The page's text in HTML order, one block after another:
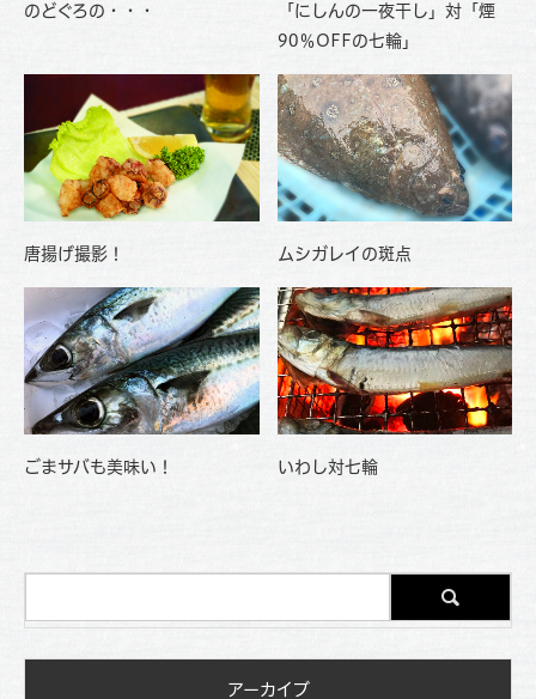
のどぐろの・・・
「にしんの一夜干し」対「煙
90％OFFの七輪」
唐揚げ撮影！ ムシガレイの斑点
ごまサバも美味い！ いわし対七輪
アーカイブ